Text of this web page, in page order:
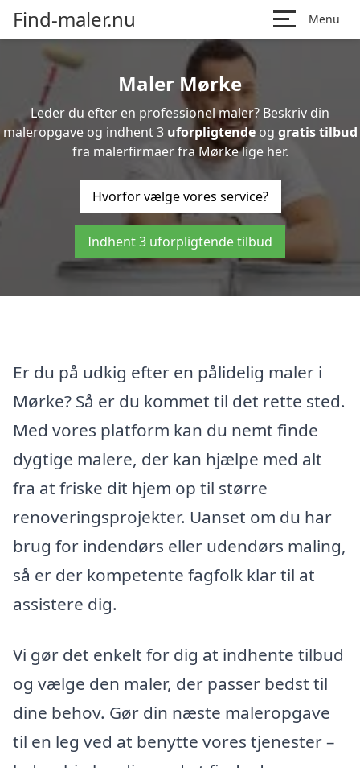
Find-maler.nu Menu
Maler Mørke
Leder du efter en professionel maler? Beskriv din
maleropgave og indhent 3 uforpligtendeog gratis tilbud
fra malerfirmaer fra Mørke lige her.
Hvorfor vælge vores service?
Indhent 3 uforpligtende tilbud
Er du på udkig efter en pålidelig maler i
Mørke? Så er du kommet til det rette sted.
Med vores platform kan du nemt finde
dygtige malere, der kan hjælpe med alt
fra at friske dit hjem op til større
renoveringsprojekter. Uanset om du har
brug for indendørs eller udendørs maling,
så er der kompetente fagfolk klar til at
assistere dig.
Vi gør det enkelt for dig at indhente tilbud
og vælge den maler, der passer bedst til
dine behov. Gør din næste maleropgave
til en leg ved at benytte vores tjenester –